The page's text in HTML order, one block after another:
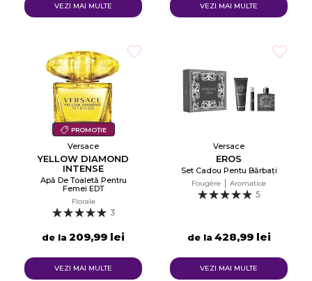
VEZI MAI MULTE VEZI MAI MULTE
PROMOȚIE
Versace
YELLOW DIAMOND
INTENSE
Apă De Toaletă Pentru
Femei EDT
Florale
3
de la 209,99 lei
VEZI MAI MULTE
Versace
EROS
Set Cadou Pentu Bărbați
Fougère Aromatice
5
de la 428,99 lei
VEZI MAI MULTE